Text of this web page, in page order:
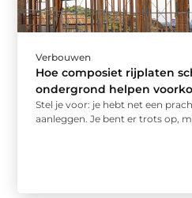
Verbouwen
Hoe composiet rijplaten
ondergrond helpen
Stel je voor: je hebt net een
aanleggen. Je bent er trots op,